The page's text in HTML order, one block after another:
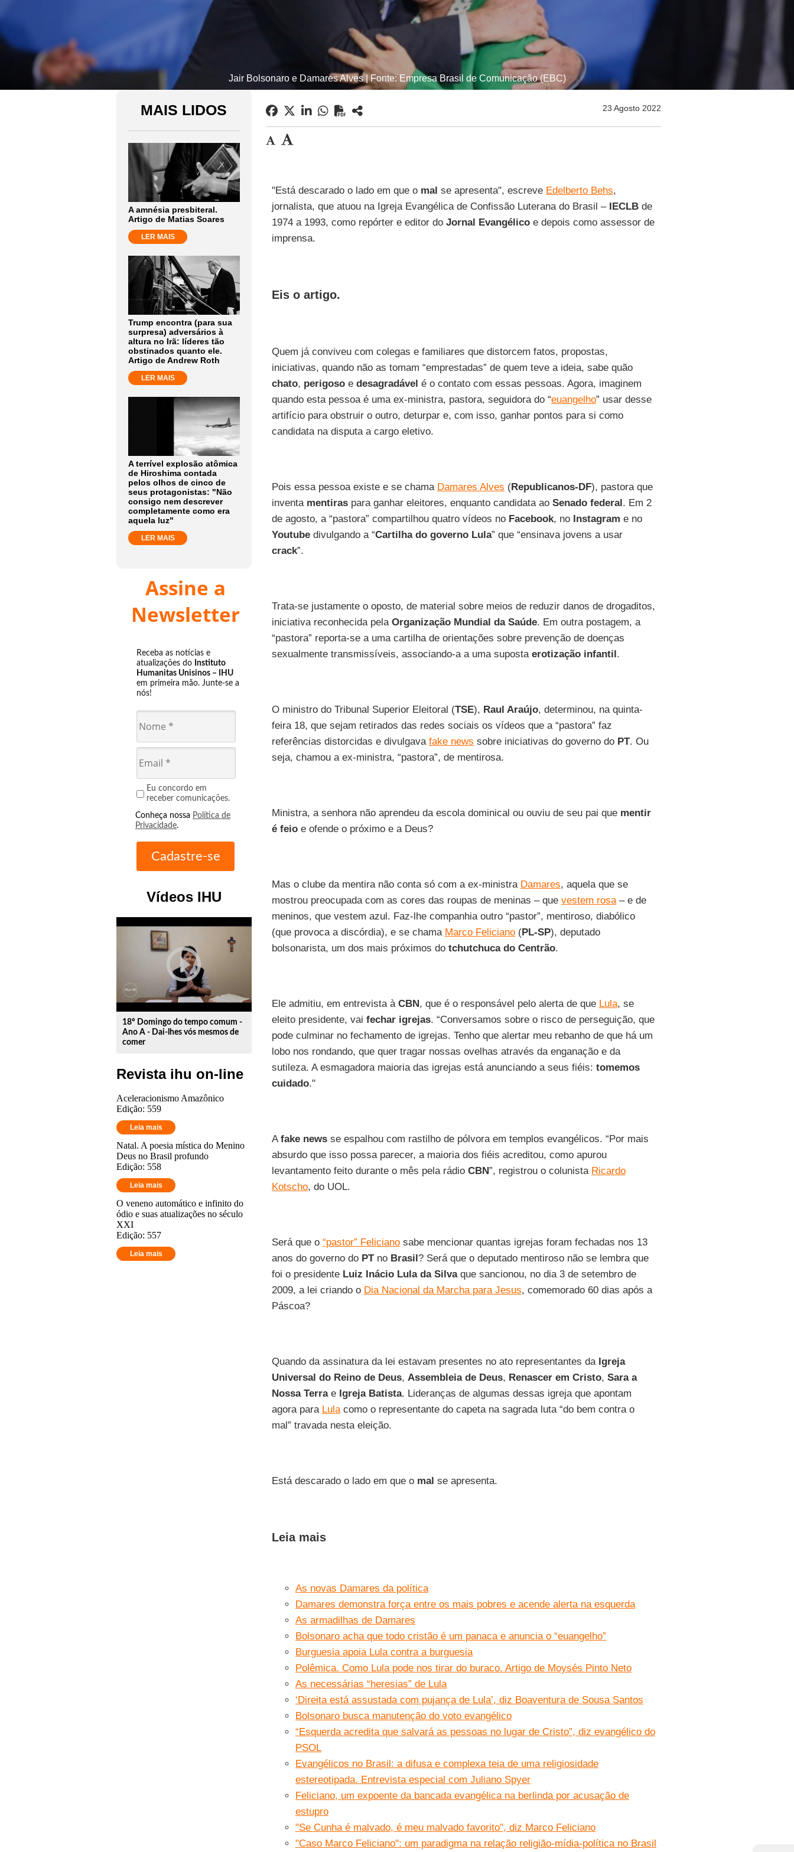
Jair Bolsonaro e Damares Alves | Fonte: Empresa Brasil de Comunicação (EBC)
MAIS LIDOS
A amnésia presbiteral.
Artigo de Matias Soares
LER MAIS
Trump encontra (para sua
surpresa) adversários à
altura no Irã: líderes tão
obstinados quanto ele.
Artigo de Andrew Roth
LER MAIS
A terrível explosão atômica
de Hiroshima contada
pelos olhos de cinco de
seus protagonistas: "Não
consigo nem descrever
completamente como era
aquela luz"
LER MAIS
Assine a
Newsletter
Receba as notícias e
atualizações do Instituto
Humanitas Unisinos – IHU
em primeira mão. Junte-se a
nós!
Eu concordo em
receber comunicações.
Conheça nossa Política de
Privacidade.
Vídeos IHU
play_circle_outline
18º Domingo do tempo comum -
Ano A - Dai-lhes vós mesmos de
comer
Revista ihu on-line
Aceleracionismo Amazônico
Edição: 559
Leia mais
Natal. A poesia mística do Menino
Deus no Brasil profundo
Edição: 558
Leia mais
O veneno automático e infinito do
ódio e suas atualizações no século
XXI
Edição: 557
Leia mais
23 Agosto 2022
"Está descarado o lado em que o mal se apresenta", escreve Edelberto Behs,
jornalista, que atuou na Igreja Evangélica de Confissão Luterana do Brasil – IECLBde
1974 a 1993, como repórter e editor do Jornal Evangélicoe depois como assessor de
imprensa.
Eis o artigo.
Quem já conviveu com colegas e familiares que distorcem fatos, propostas,
iniciativas, quando não as tomam “emprestadas” de quem teve a ideia, sabe quão
chato, perigosoe desagradável é o contato com essas pessoas. Agora, imaginem
quando esta pessoa é uma ex-ministra, pastora, seguidora do “euangelho” usar desse
artifício para obstruir o outro, deturpar e, com isso, ganhar pontos para si como
candidata na disputa a cargo eletivo.
Pois essa pessoa existe e se chama Damares Alves (Republicanos-DF), pastora que
inventa mentiraspara ganhar eleitores, enquanto candidata ao Senado federal. Em 2
de agosto, a “pastora” compartilhou quatro vídeos no Facebook, no Instagram e no
Youtubedivulgando a “Cartilha do governo Lula” que “ensinava jovens a usar
crack”.
Trata-se justamente o oposto, de material sobre meios de reduzir danos de drogaditos,
iniciativa reconhecida pela Organização Mundial da Saúde. Em outra postagem, a
“pastora” reporta-se a uma cartilha de orientações sobre prevenção de doenças
sexualmente transmissíveis, associando-a a uma suposta erotização infantil.
O ministro do Tribunal Superior Eleitoral (TSE), Raul Araújo, determinou, na quinta-
feira 18, que sejam retirados das redes sociais os vídeos que a “pastora” faz
referências distorcidas e divulgava fake news sobre iniciativas do governo do PT. Ou
seja, chamou a ex-ministra, “pastora”, de mentirosa.
Ministra, a senhora não aprendeu da escola dominical ou ouviu de seu pai que mentir
é feioe ofende o próximo e a Deus?
Mas o clube da mentira não conta só com a ex-ministra Damares, aquela que se
mostrou preocupada com as cores das roupas de meninas – que vestem rosa– e de
meninos, que vestem azul. Faz-lhe companhia outro “pastor”, mentiroso, diabólico
(que provoca a discórdia), e se chama Marco Feliciano(PL-SP), deputado
bolsonarista, um dos mais próximos do tchutchuca do Centrão.
Ele admitiu, em entrevista à CBN, que é o responsável pelo alerta de que Lula, se
eleito presidente, vai fechar igrejas. “Conversamos sobre o risco de perseguição, que
pode culminar no fechamento de igrejas. Tenho que alertar meu rebanho de que há um
lobo nos rondando, que quer tragar nossas ovelhas através da enganação e da
sutileza. A esmagadora maioria das igrejas está anunciando a seus fiéis: tomemos
cuidado."
Afake newsse espalhou com rastilho de pólvora em templos evangélicos. “Por mais
absurdo que isso possa parecer, a maioria dos fiéis acreditou, como apurou
levantamento feito durante o mês pela rádio CBN”, registrou o colunista Ricardo
Kotscho, do UOL.
Será que o “pastor” Felicianosabe mencionar quantas igrejas foram fechadas nos 13
anos do governo do PTno Brasil? Será que o deputado mentiroso não se lembra que
foi o presidente Luiz Inácio Lula da Silvaque sancionou, no dia 3 de setembro de
2009, a lei criando o Dia Nacional da Marcha para Jesus, comemorado 60 dias após a
Páscoa?
Quando da assinatura da lei estavam presentes no ato representantes da Igreja
Universal do Reino de Deus, Assembleia de Deus, Renascer em Cristo, Sara a
Nossa Terrae Igreja Batista. Lideranças de algumas dessas igreja que apontam
agora para Lulacomo o representante do capeta na sagrada luta “do bem contra o
mal” travada nesta eleição.
Está descarado o lado em que o mal se apresenta.
Leia mais
As novas Damares da política
Damares demonstra força entre os mais pobres e acende alerta na esquerda
As armadilhas de Damares
Bolsonaro acha que todo cristão é um panaca e anuncia o “euangelho”
Burguesia apoia Lula contra a burguesia
Polêmica. Como Lula pode nos tirar do buraco. Artigo de Moysés Pinto Neto
As necessárias “heresias” de Lula
‘Direita está assustada com pujança de Lula’, diz Boaventura de Sousa Santos
Bolsonaro busca manutenção do voto evangélico
“Esquerda acredita que salvará as pessoas no lugar de Cristo”, diz evangélico do
PSOL
Evangélicos no Brasil: a difusa e complexa teia de uma religiosidade
estereotipada. Entrevista especial com Juliano Spyer
Feliciano, um expoente da bancada evangélica na berlinda por acusação de
estupro
"Se Cunha é malvado, é meu malvado favorito", diz Marco Feliciano
"Caso Marco Feliciano": um paradigma na relação religião-mídia-política no Brasil